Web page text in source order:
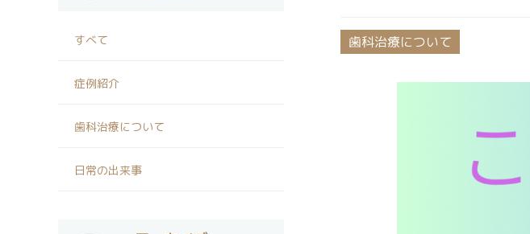
歯科治療について
すべて
症例紹介
歯科治療について
日常の出来事